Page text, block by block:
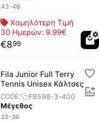
43-46
Χαμηλότερη Τιμή
30 Ημερών: 9.99€
€899
Fila Junior Full Terry
Tennis Unisex Κάλτσες
CODE:
F8598-3-400
Μέγεθος
23-26